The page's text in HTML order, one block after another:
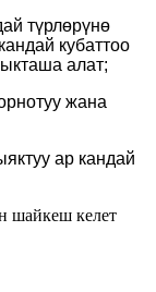
түрлөрүнө
кубаттоо
алат;
жана
ар кандай
шайкеш келет